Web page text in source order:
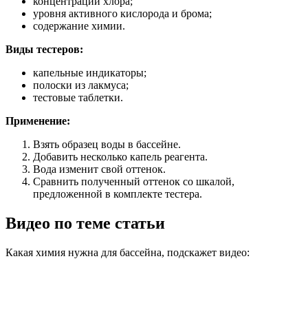
уровня активного кислорода и брома;
содержание химии.
Виды тестеров:
капельные индикаторы;
полоски из лакмуса;
тестовые таблетки.
Применение:
Взять образец воды в бассейне.
Добавить несколько капель реагента.
Вода изменит свой оттенок.
Сравнить полученный оттенок со шкалой,
предложенной в комплекте тестера.
Видео по теме статьи
Какая химия нужна для бассейна, подскажет видео: